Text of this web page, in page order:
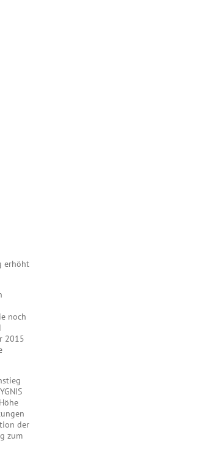
erhöht
noch
2015
der
zum